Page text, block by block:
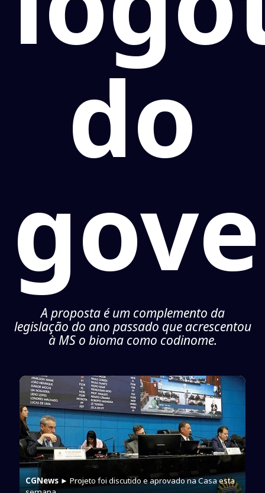
do
A proposta é um complemento da
legislação do ano passado que acrescentou
à MS o bioma como codinome.
CGNews► Projeto foi discutido e aprovado na Casa esta